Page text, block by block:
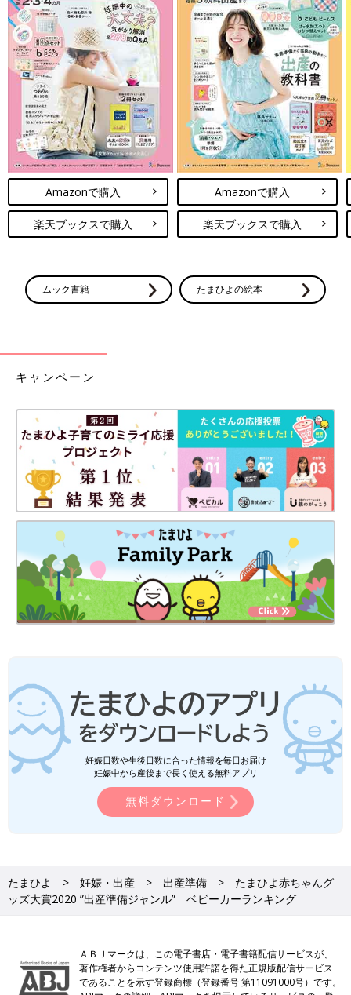
Amazonで購入
楽天ブックスで購入
Amazonで購入
楽天ブックスで購入
ムック書籍 たまひよの絵本
キャンペーン
妊娠日数や生後日数に合った情報を毎日お届け
妊娠中から産後まで長く使える無料アプリ
無料ダウンロード
たまひよ 妊娠・出産 出産準備
たまひよ赤ちゃんグ
ッズ大賞2020 ”出産準備ジャンル” ベビーカーランキング
ＡＢＪマークは、この電子書店・電子書籍配信サービスが、
著作権者からコンテンツ使用許諾を得た正規版配信サービス
であることを示す登録商標（登録番号 第11091000号）です。